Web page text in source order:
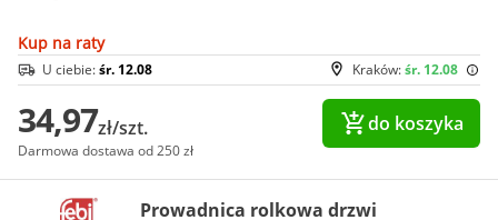
Kup na raty
Kraków:śr. 12.08
U ciebie:śr. 12.08
34,97zł/szt.
Darmowa dostawa od 250 zł
do koszyka
Prowadnica rolkowa drzwi